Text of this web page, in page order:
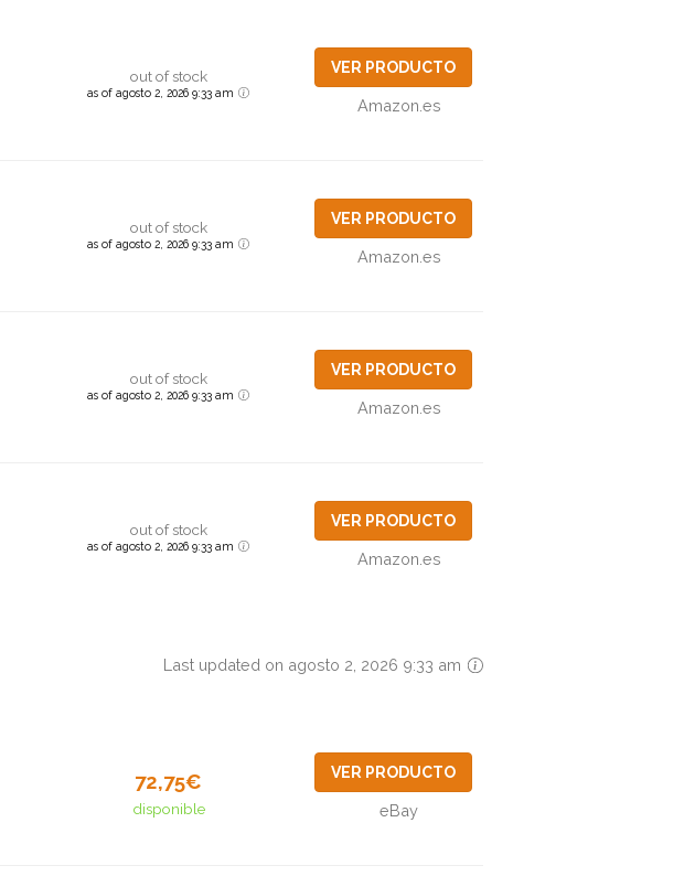
out of stock
as of agosto 2, 2026 9:33 am
VER PRODUCTO
Amazon.es
out of stock
as of agosto 2, 2026 9:33 am
VER PRODUCTO
Amazon.es
out of stock
as of agosto 2, 2026 9:33 am
VER PRODUCTO
Amazon.es
out of stock
as of agosto 2, 2026 9:33 am
VER PRODUCTO
Amazon.es
Last updated on agosto 2, 2026 9:33 am
72,75€
disponible
VER PRODUCTO
eBay